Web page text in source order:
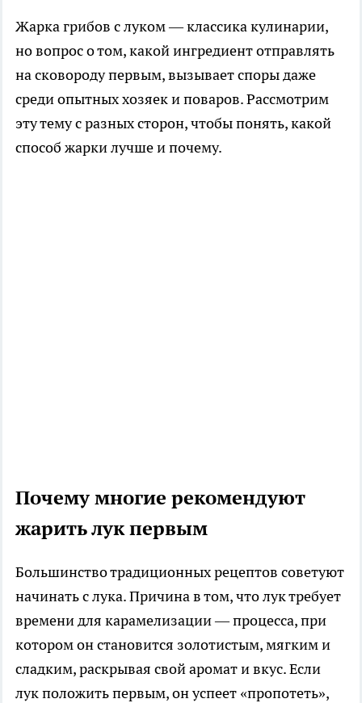
Жарка грибов с луком — классика кулинарии,
но вопрос о том, какой ингредиент отправлять
на сковороду первым, вызывает споры даже
среди опытных хозяек и поваров. Рассмотрим
эту тему с разных сторон, чтобы понять, какой
способ жарки лучше и почему.
Почему многие рекомендуют
жарить лук первым
Большинство традиционных рецептов советуют
начинать с лука. Причина в том, что лук требует
времени для карамелизации — процесса, при
котором он становится золотистым, мягким и
сладким, раскрывая свой аромат и вкус. Если
лук положить первым, он успеет «пропотеть»,